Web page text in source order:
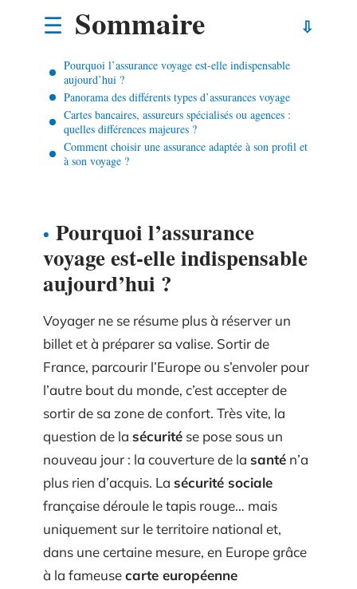
Sommaire
Pourquoi l’assurance voyage est-elle indispensable
aujourd’hui ?
Panorama des différents types d’assurances voyage
Cartes bancaires, assureurs spécialisés ou agences :
quelles différences majeures ?
Comment choisir une assurance adaptée à son profil et
à son voyage ?
Pourquoi l’assurance
voyage est-elle indispensable
aujourd’hui ?
Voyager ne se résume plus à réserver un
billet et à préparer sa valise. Sortir de
France, parcourir l’Europe ou s’envoler pour
l’autre bout du monde, c’est accepter de
sortir de sa zone de confort. Très vite, la
question de la sécurité se pose sous un
nouveau jour : la couverture de la santé n’a
plus rien d’acquis. La sécurité sociale
française déroule le tapis rouge… mais
uniquement sur le territoire national et,
dans une certaine mesure, en Europe grâce
à la fameusecarte européenne